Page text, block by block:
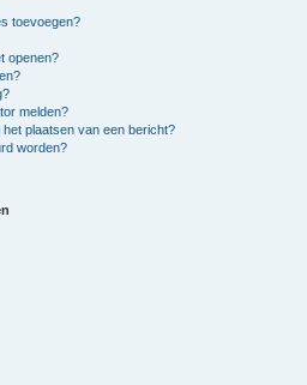
toevoegen?
openen?
melden?
plaatsen van een bericht?
worden?